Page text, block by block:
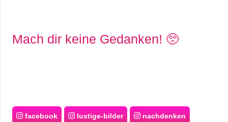
Mach dir keine Gedanken! 🥺
facebook lustige-bilder nachdenken